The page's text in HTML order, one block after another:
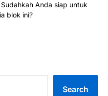
Anda siap untuk
blok ini?
Search